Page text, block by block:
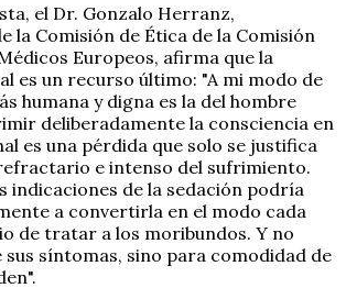
el Dr. Gonzalo Herranz,
la Comisión de Ética de la Comisión
Europeos, afirma que la
es un recurso último: "A mi modo de
humana y digna es la del hombre
deliberadamente la consciencia en
es una pérdida que solo se justifica
e intenso del sufrimiento.
indicaciones de la sedación podría
a convertirla en el modo cada
de tratar a los moribundos. Y no
síntomas, sino para comodidad de